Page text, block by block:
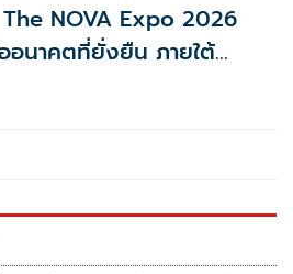
NOVA Expo 2026
อนาคตที่ยั่งยืน ภายใต้